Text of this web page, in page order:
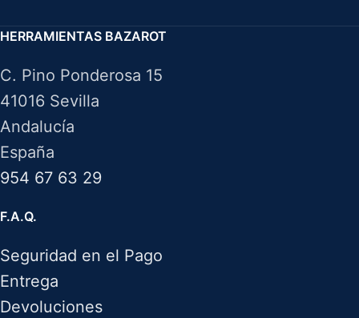
HERRAMIENTAS BAZAROT
C. Pino Ponderosa 15
41016 Sevilla
Andalucía
España
954 67 63 29
F.A.Q.
Seguridad en el Pago
Entrega
Devoluciones